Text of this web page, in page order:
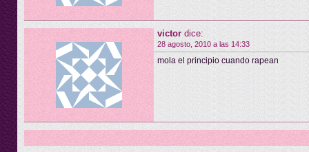
victor dice:
28 agosto, 2010 a las 14:33
mola el principio cuando rapean